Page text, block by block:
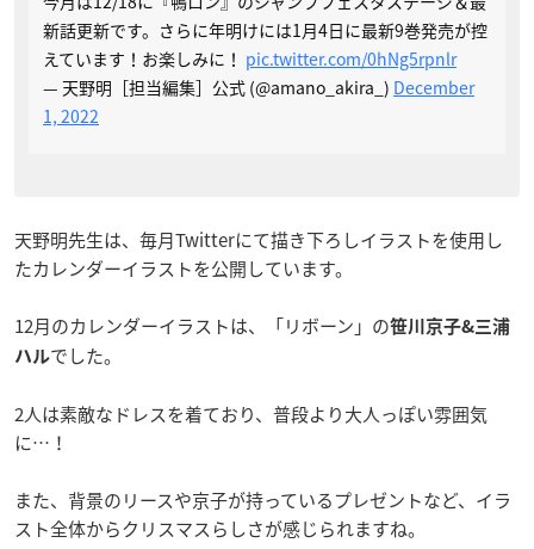
新話更新です。さらに年明けには1月4日に最新9巻発売が控
えています！お楽しみに！ pic.twitter.com/0hNg5rpnlr
— 天野明［担当編集］公式 (@amano_akira_) December
1, 2022
天野明先生は、毎月Twitterにて描き下ろしイラストを使用し
たカレンダーイラストを公開しています。
12月のカレンダーイラストは、「リボーン」の笹川京子&三浦
ハルでした。
2人は素敵なドレスを着ており、普段より大人っぽい雰囲気
に…！
また、背景のリースや京子が持っているプレゼントなど、イラ
スト全体からクリスマスらしさが感じられますね。